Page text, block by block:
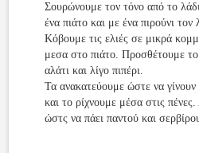
Σουρώνουμε τον τόνο από το
ένα πιάτο και με ένα πιρούνι τον
Κόβουμε τις ελιές σε μικρά
μεσα στο πιάτο. Προσθέτουμε
αλάτι και λίγο πιπέρι.
Τα ανακατεύουμε ώστε να
και το ρίχνουμε μέσα στις
ώστς να πάει παντού και